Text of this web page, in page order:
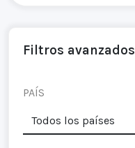
Filtros avanzados
PAÍS